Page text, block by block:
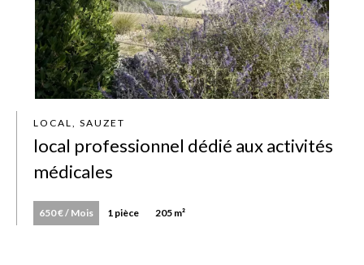
LOCAL, SAUZET
local professionnel dédié aux activités
médicales
650 € / Mois 1 pièce 205 m²